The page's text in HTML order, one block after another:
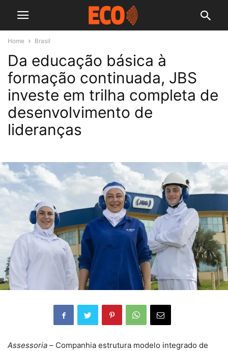
Home Brasil
Da educação básica à
formação continuada, JBS
investe em trilha completa de
desenvolvimento de
lideranças
Assessoria – Companhia estrutura modelo integrado de